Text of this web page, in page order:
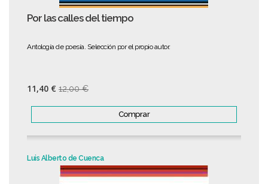
Por las calles del tiempo
Antología de poesía. Selección por el propio autor.
11,40 € 12,00 €
Comprar
Luis Alberto de Cuenca